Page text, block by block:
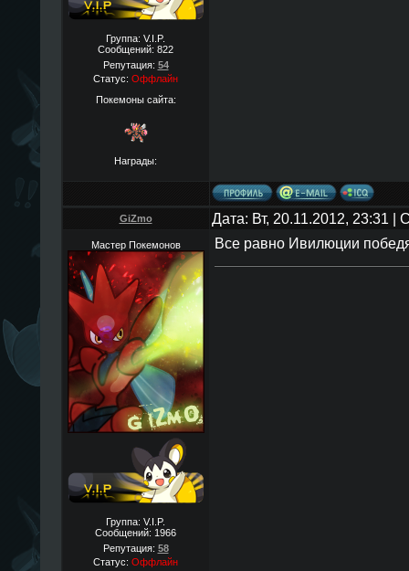
Группа: V.I.P.
Сообщений: 822
Репутация: 54
Статус: Оффлайн
Покемоны сайта:
Награды:
GiZmo Дата: Вт, 20.11.2012, 23:31
Мастер Покемонов
Группа: V.I.P.
Сообщений: 1966
Репутация: 58
Статус: Оффлайн
Все равно Ивилюции